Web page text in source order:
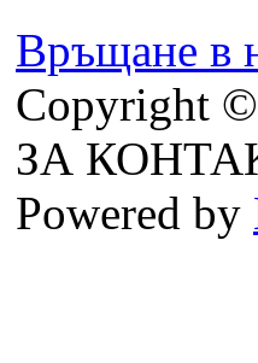
Връщане в
Copyright
ЗА
Powered by